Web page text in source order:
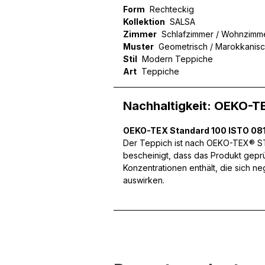
Form Rechteckig
Kollektion SALSA
Zimmer Schlafzimmer /
Muster Geometrisch /
Stil Modern Teppiche
Art Teppiche
Nachhaltigkeit: OEKO-
OEKO-TEX Standard 100 ISTO
Der Teppich ist nach OEKO-TEX®
bescheinigt, dass das Produkt
Konzentrationen enthält, die sich
auswirken.
Wir verwenden Cookies,
können und um unseren
Website an unsere
Dienste gesammelt haben.
Notwendige Cookies sind
Beispiel das Bereitstellen
speichern keine